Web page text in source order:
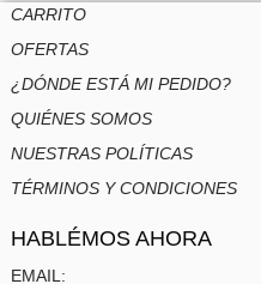
CARRITO
OFERTAS
¿DÓNDE ESTÁ MI PEDIDO?
QUIÉNES SOMOS
NUESTRAS POLÍTICAS
TÉRMINOS Y CONDICIONES
HABLÉMOS AHORA
EMAIL: